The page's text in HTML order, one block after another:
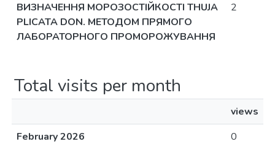
ВИЗНАЧЕННЯ МОРОЗОСТІЙКОСТІ THUJA
PLICATA DON. МЕТОДОМ ПРЯМОГО
ЛАБОРАТОРНОГО ПРОМОРОЖУВАННЯ
2
Total visits per month
views
February 2026
0